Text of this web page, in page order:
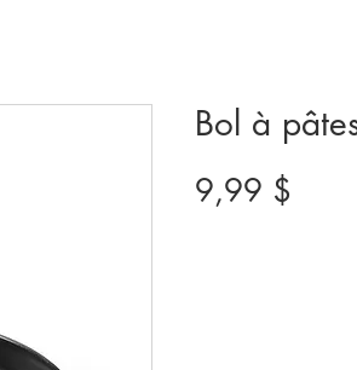
Bol à
9,99 $